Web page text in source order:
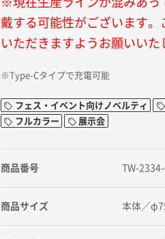
戴する可能性がございます
いただきますようお願いいた
※Type-Cタイプで充電可能
フェス・イベント向けノベルティ
フルカラー
展示会
商品番号 TW-2334-
商品サイズ 本体／